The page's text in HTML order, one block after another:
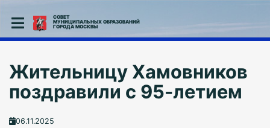
СОВЕТ
МУНИЦИПАЛЬНЫХ ОБРАЗОВАНИЙ
ГОРОДА МОСКВЫ
Жительницу Хамовников
поздравили с 95-летием
06.11.2025